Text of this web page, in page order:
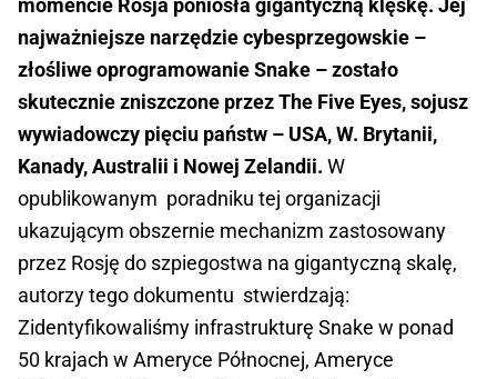
momencie Rosja poniosła gigantyczną klęskę. Jej
najważniejsze narzędzie cybesprzegowskie –
złośliwe oprogramowanie Snake – zostało
skutecznie zniszczone przez The Five Eyes, sojusz
wywiadowczy pięciu państw – USA, W. Brytanii,
Kanady, Australii i Nowej Zelandii. W
opublikowanym poradniku tej organizacji
ukazującym obszernie mechanizm zastosowany
przez Rosję do szpiegostwa na gigantyczną skalę,
autorzy tego dokumentu stwierdzają:
Zidentyfikowaliśmy infrastrukturę Snake w ponad
50 krajach w Ameryce Północnej, Ameryce